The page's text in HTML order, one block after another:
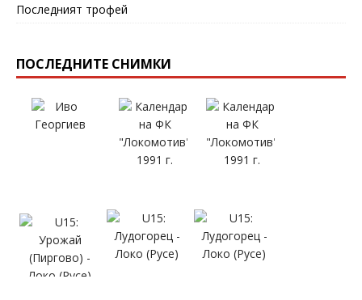
Последният трофей
ПОСЛЕДНИТЕ СНИМКИ